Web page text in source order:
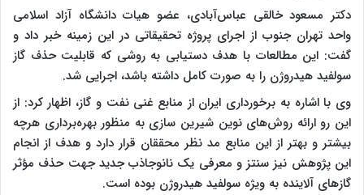
دکتر مسعود خالقی عباس‌آبادی، عضو هیات دانشگاه آزاد اسلامی
واحد تهران جنوب از اجرای پروژه تحقیقاتی در این زمینه خبر داد و
گفت: این مطالعات با هدف دستیابی به روشی که قابلیت حذف گاز
سولفید هیدروژن را به ‌صورت کامل داشته باشد، اجرایی شد.
وی با اشاره به برخورداری ایران از منابع غنی نفت و گاز، اظهار کرد: از
این رو ارائه‌ روش‌های نوین شیرین سازی به ‌منظور بهره‌برداری هرچه
بیشتر و بهتر از این منابع مد نظر محققان قرار دارد و هدف از انجام
این پژوهش نیز سنتز و معرفی یک نانوجاذب جدید جهت حذف مؤثر
گازهای آلاینده به ویژه سولفید هیدروژن بوده است.